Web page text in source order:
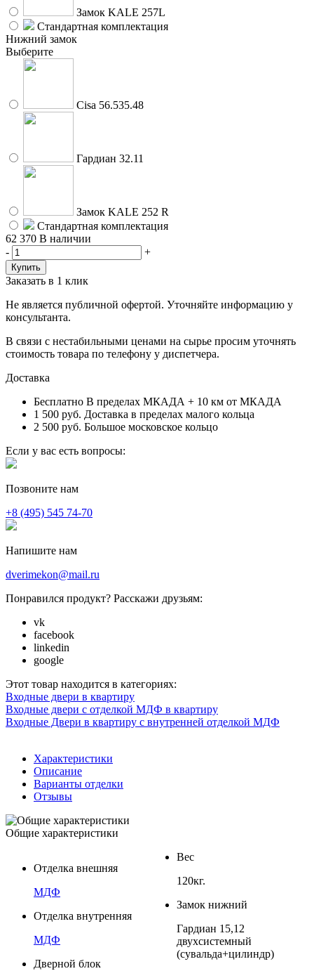
Замок KALE 257L
Стандартная комплектация
Нижний замок
Выберите
Cisa 56.535.48
Гардиан 32.11
Замок KALE 252 R
Стандартная комплектация
62 370 В наличии
-
+
Заказать в 1 клик
Не является публичной офертой. Уточняйте информацию у
консультанта.
В связи с нестабильными ценами на сырье просим уточнять
стоимость товара по телефону у диспетчера.
Доставка
Бесплатно В пределах МКАДА + 10 км от МКАДА
1 500 руб. Доставка в пределах малого кольца
2 500 руб. Большое московское кольцо
Если у вас есть вопросы:
Позвоните нам
+8 (495) 545 74-70
Напишите нам
dverimekon@mail.ru
Понравился продукт? Расскажи друзьям:
vk
facebook
linkedin
google
Этот товар находится в категориях:
Входные двери в квартиру
Входные двери с отделкой МДФ в квартиру
Входные Двери в квартиру с внутренней отделкой МДФ
Характеристики
Описание
Варианты отделки
Отзывы
Общие характеристики
Отделка внешняя
МДФ
Отделка внутренняя
МДФ
Дверной блок
Вес
120кг.
Замок нижний
Гардиан 15,12
двухсистемный
(сувальда+цилиндр)